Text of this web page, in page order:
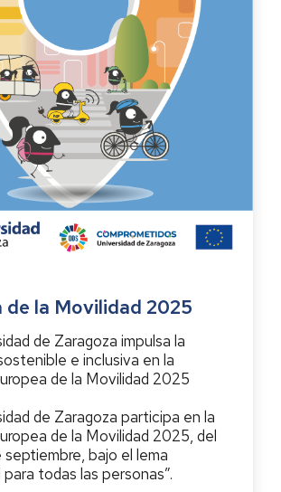
de la Movilidad 2025
de Zaragoza impulsa la
e inclusiva en la
de la Movilidad 2025
de Zaragoza participa en la
de la Movilidad 2025, del
septiembre, bajo el lema
para todas las personas”.